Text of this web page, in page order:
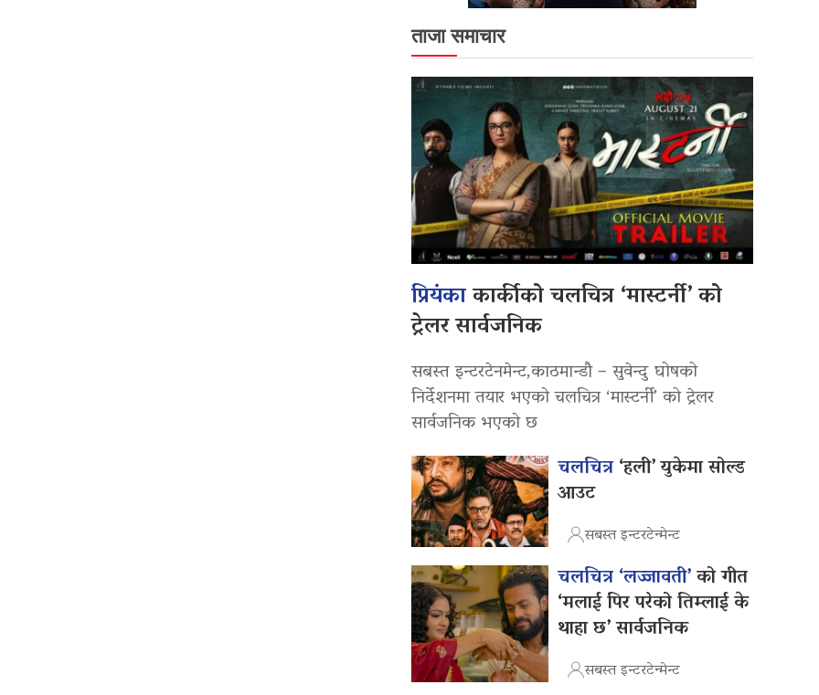
ताजा समाचार
प्रियंकाकार्कीको चलचित्र ‘मास्टर्नी’ को
ट्रेलर सार्वजनिक
सबस्त इन्टरटेनमेन्ट,काठमान्डौ – सुवेन्दु घोषको
निर्देशनमा तयार भएको चलचित्र ‘मास्टर्नी’ को ट्रेलर
सार्वजनिक भएको छ
चलचित्र‘हली’ युकेमा सोल्ड
आउट
सबस्त इन्टरटेन्मेन्ट
चलचित्र ‘लज्जावती’को गीत
‘मलाई पिर परेको तिम्लाई के
थाहा छ’ सार्वजनिक
सबस्त इन्टरटेन्मेन्ट